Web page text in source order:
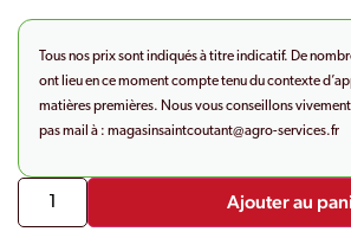
Tous nos prix sont indiqués à titre indicatif. De
ont lieu en ce moment compte tenu du contexte
matières premières. Nous vous conseillons
pas mail à : magasinsaintcoutant@agro-services.fr
Ajouter au